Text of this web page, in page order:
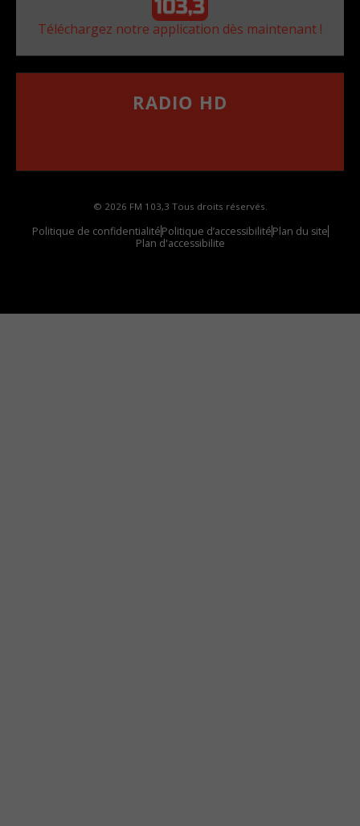
Téléchargez notre application dès maintenant !
RADIO HD
© 2026 FM 103,3 Tous droits réservés.
Politique de confidentialitéPolitique d’accessibilitéPlan du site
Plan d'accessibilite